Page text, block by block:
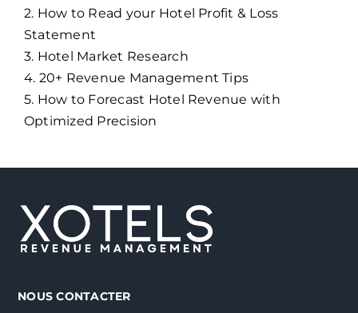
2. How to Read your Hotel Profit & Loss
Statement
3. Hotel Market Research
4. 20+ Revenue Management Tips
5. How to Forecast Hotel Revenue with
Optimized Precision
NOUS CONTACTER